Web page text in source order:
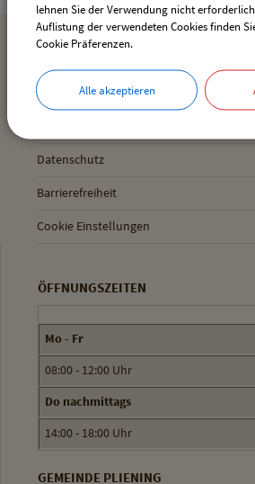
Inhaltsverzeichnis
Datenschutz
Barrierefreiheit
Cookie Einstellungen
ÖFFNUNGSZEITEN
Mo - Fr
08:00 - 12:00 Uhr
Do nachmittags
14:00 - 18:00 Uhr
GEMEINDE PLIENING
lehnen Sie der Verwendung nicht
Auflistung der verwendeten Cookies finden
Cookie Präferenzen.
Alle akzeptieren